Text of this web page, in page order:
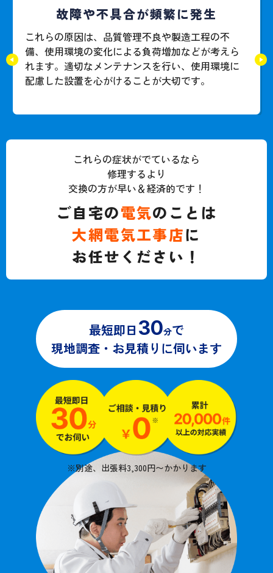
故障や不具合が頻繁に発生
これらの原因は、品質管理不良や製造工程の不
備、使用環境の変化による負荷増加などが考えら
れます。適切なメンテナンスを行い、使用環境に
配慮した設置を心がけることが大切です。
これらの症状がでているなら
修理するより
交換の方が早い＆経済的です！
ご自宅の電気のことは
大網電気工事店に
お任せください！
最短即日 30分で
現地調査・お見積りに伺います
※別途、出張料3,300円〜かかります